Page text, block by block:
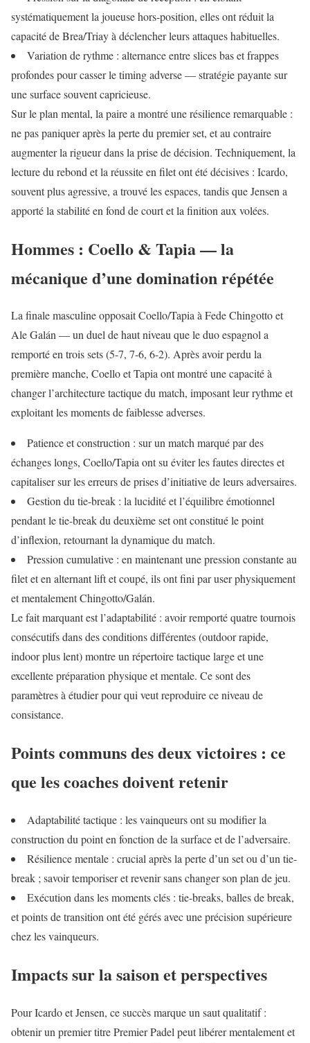
systématiquement la joueuse hors-position, elles ont réduit la
capacité de Brea/Triay à déclencher leurs attaques habituelles.
Variation de rythme : alternance entre slices bas et frappes
profondes pour casser le timing adverse — stratégie payante sur
une surface souvent capricieuse.
Sur le plan mental, la paire a montré une résilience remarquable :
ne pas paniquer après la perte du premier set, et au contraire
augmenter la rigueur dans la prise de décision. Techniquement, la
lecture du rebond et la réussite en filet ont été décisives : Icardo,
souvent plus agressive, a trouvé les espaces, tandis que Jensen a
apporté la stabilité en fond de court et la finition aux volées.
Hommes : Coello & Tapia — la
mécanique d’une domination répétée
La finale masculine opposait Coello/Tapia à Fede Chingotto et
Ale Galán — un duel de haut niveau que le duo espagnol a
remporté en trois sets (5-7, 7-6, 6-2). Après avoir perdu la
première manche, Coello et Tapia ont montré une capacité à
changer l’architecture tactique du match, imposant leur rythme et
exploitant les moments de faiblesse adverses.
Patience et construction : sur un match marqué par des
échanges longs, Coello/Tapia ont su éviter les fautes directes et
capitaliser sur les erreurs de prises d’initiative de leurs adversaires.
Gestion du tie-break : la lucidité et l’équilibre émotionnel
pendant le tie-break du deuxième set ont constitué le point
d’inflexion, retournant la dynamique du match.
Pression cumulative : en maintenant une pression constante au
filet et en alternant lift et coupé, ils ont fini par user physiquement
et mentalement Chingotto/Galán.
Le fait marquant est l’adaptabilité : avoir remporté quatre tournois
consécutifs dans des conditions différentes (outdoor rapide,
indoor plus lent) montre un répertoire tactique large et une
excellente préparation physique et mentale. Ce sont des
paramètres à étudier pour qui veut reproduire ce niveau de
consistance.
Points communs des deux victoires : ce
que les coaches doivent retenir
Adaptabilité tactique : les vainqueurs ont su modifier la
construction du point en fonction de la surface et de l’adversaire.
Résilience mentale : crucial après la perte d’un set ou d’un tie-
break ; savoir temporiser et revenir sans changer son plan de jeu.
Exécution dans les moments clés : tie-breaks, balles de break,
et points de transition ont été gérés avec une précision supérieure
chez les vainqueurs.
Impacts sur la saison et perspectives
Pour Icardo et Jensen, ce succès marque un saut qualitatif :
obtenir un premier titre Premier Padel peut libérer mentalement et